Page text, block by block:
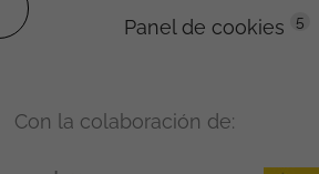
Panel de cookies 5
Con la colaboración de: